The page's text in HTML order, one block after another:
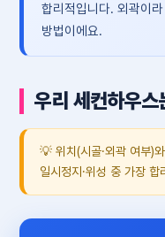
합리적입니다. 외곽이
방법이에요.
우리 세컨하우스
💡 위치(시골·외곽 여부)
일시정지·위성 중 가장